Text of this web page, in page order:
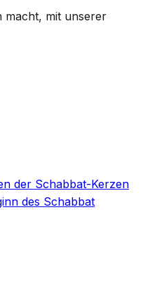
macht, mit unserer
der Schabbat-Kerzen
des Schabbat